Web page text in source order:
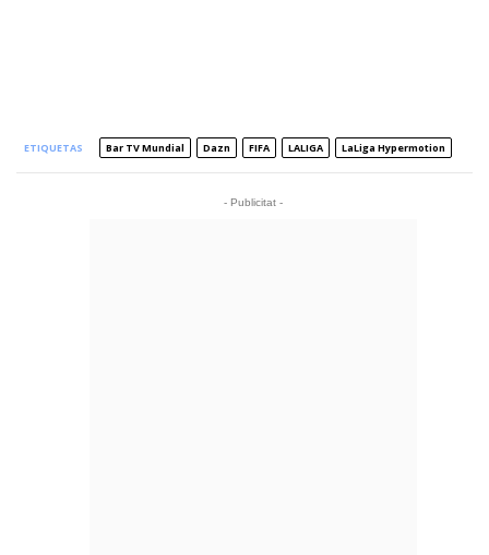
ETIQUETAS Bar TV Mundial Dazn FIFA LALIGA LaLiga Hypermotion
- Publicitat -